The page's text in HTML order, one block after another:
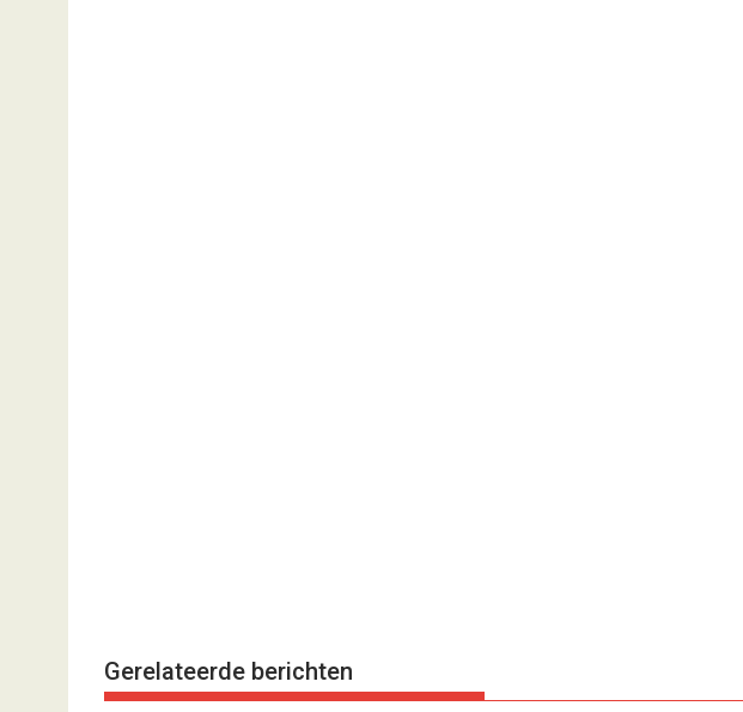
Gerelateerde berichten